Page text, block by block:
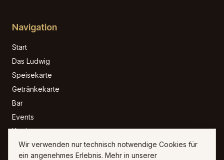
Navigation
Start
Das Ludwig
Speisekarte
Getränkekarte
Bar
Events
Karriere
Kontakt
Wir verwenden nur technisch notwendige Cookies für
ein angenehmes Erlebnis. Mehr in unserer